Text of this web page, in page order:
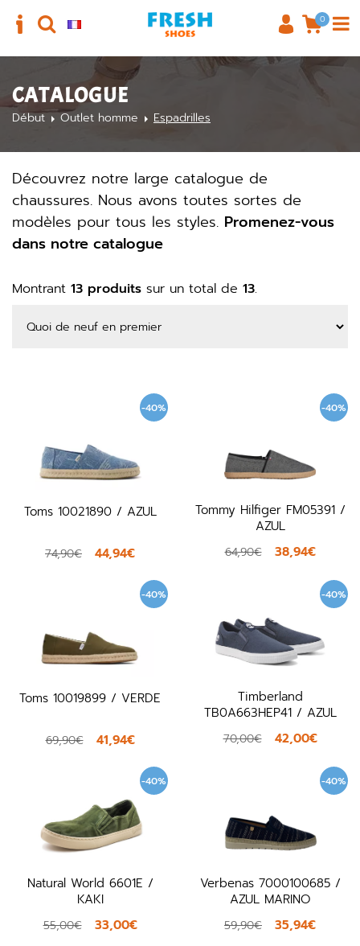
0
CATALOGUE
Début Outlet homme Espadrilles
Découvrez notre large catalogue de
chaussures. Nous avons toutes sortes de
modèles pour tous les styles. Promenez-vous
dans notre catalogue
Montrant 13 produits sur un total de 13.
-40%
Toms 10021890 / AZUL
74,90€ 44,94€
-40%
Tommy Hilfiger FM05391 /
AZUL
64,90€ 38,94€
-40%
Toms 10019899 / VERDE
69,90€ 41,94€
-40%
Timberland
TB0A663HEP41 / AZUL
70,00€ 42,00€
-40%
Natural World 6601E /
KAKI
55,00€ 33,00€
-40%
Verbenas 7000100685 /
AZUL MARINO
59,90€ 35,94€